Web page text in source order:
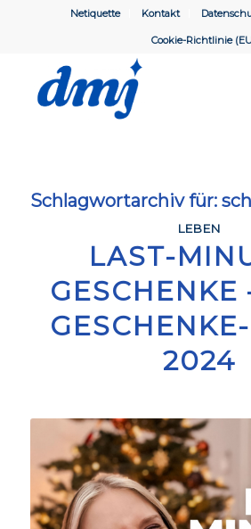
Netiquette Kontakt
Cookie-Richtlinie
Schlagwortarchiv für:
LEBEN
LAST-
GESCHENKE
2024